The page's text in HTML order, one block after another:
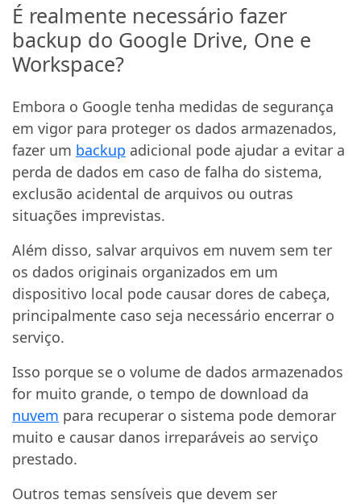
É realmente necessário fazer
backup do Google Drive, One e
Workspace?
Embora o Google tenha medidas de segurança
em vigor para proteger os dados armazenados,
fazer um backup adicional pode ajudar a evitar a
perda de dados em caso de falha do sistema,
exclusão acidental de arquivos ou outras
situações imprevistas.
Além disso, salvar arquivos em nuvem sem ter
os dados originais organizados em um
dispositivo local pode causar dores de cabeça,
principalmente caso seja necessário encerrar o
serviço.
Isso porque se o volume de dados armazenados
for muito grande, o tempo de download da
nuvem para recuperar o sistema pode demorar
muito e causar danos irreparáveis ao serviço
prestado.
Outros temas sensíveis que devem ser